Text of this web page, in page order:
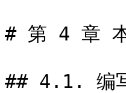
# 第 4 章 本
## 4.1. 编